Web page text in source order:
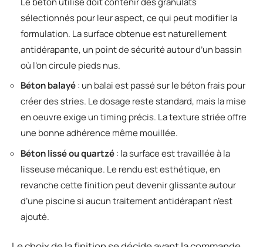
sélectionnés pour leur aspect, ce qui peut modifier la
formulation. La surface obtenue est naturellement
antidérapante, un point de sécurité autour d’un bassin
où l’on circule pieds nus.
Béton balayé: un balai est passé sur le béton frais pour
créer des stries. Le dosage reste standard, mais la mise
en oeuvre exige un timing précis. La texture striée offre
une bonne adhérence même mouillée.
Béton lissé ou quartzé: la surface est travaillée à la
lisseuse mécanique. Le rendu est esthétique, en
revanche cette finition peut devenir glissante autour
d’une piscine si aucun traitement antidérapant n’est
ajouté.